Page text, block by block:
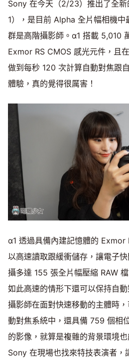
Sony 在今天（2/23）推出了全
1），是目前 Alpha 全片幅相機
群是高階攝影師。α1 搭載 5,010
Exmor RS CMOS 感光元件，且
做到每秒 120 次計算自動對焦跟
體驗，真的覺得很厲害！
α1 透過具備內建記憶體的 Exmor
以高速讀取跟緩衝儲存，讓電子
攝多達 155 張全片幅壓縮 RAW
如此高速的情形下還可以保持自
攝影師在面對快速移動的主體時
動對焦系統中，還具備 759 個相
的影像，就算是複雜的背景環境
Sony 在現場也找來特技表演者，